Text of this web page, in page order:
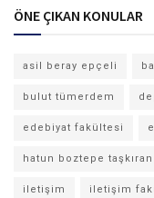
ÖNE ÇIKAN KONULAR
asil beray epçeli
bulut tümerdem
edebiyat fakültesi
hatun boztepe taşkıran
iletişim iletişim